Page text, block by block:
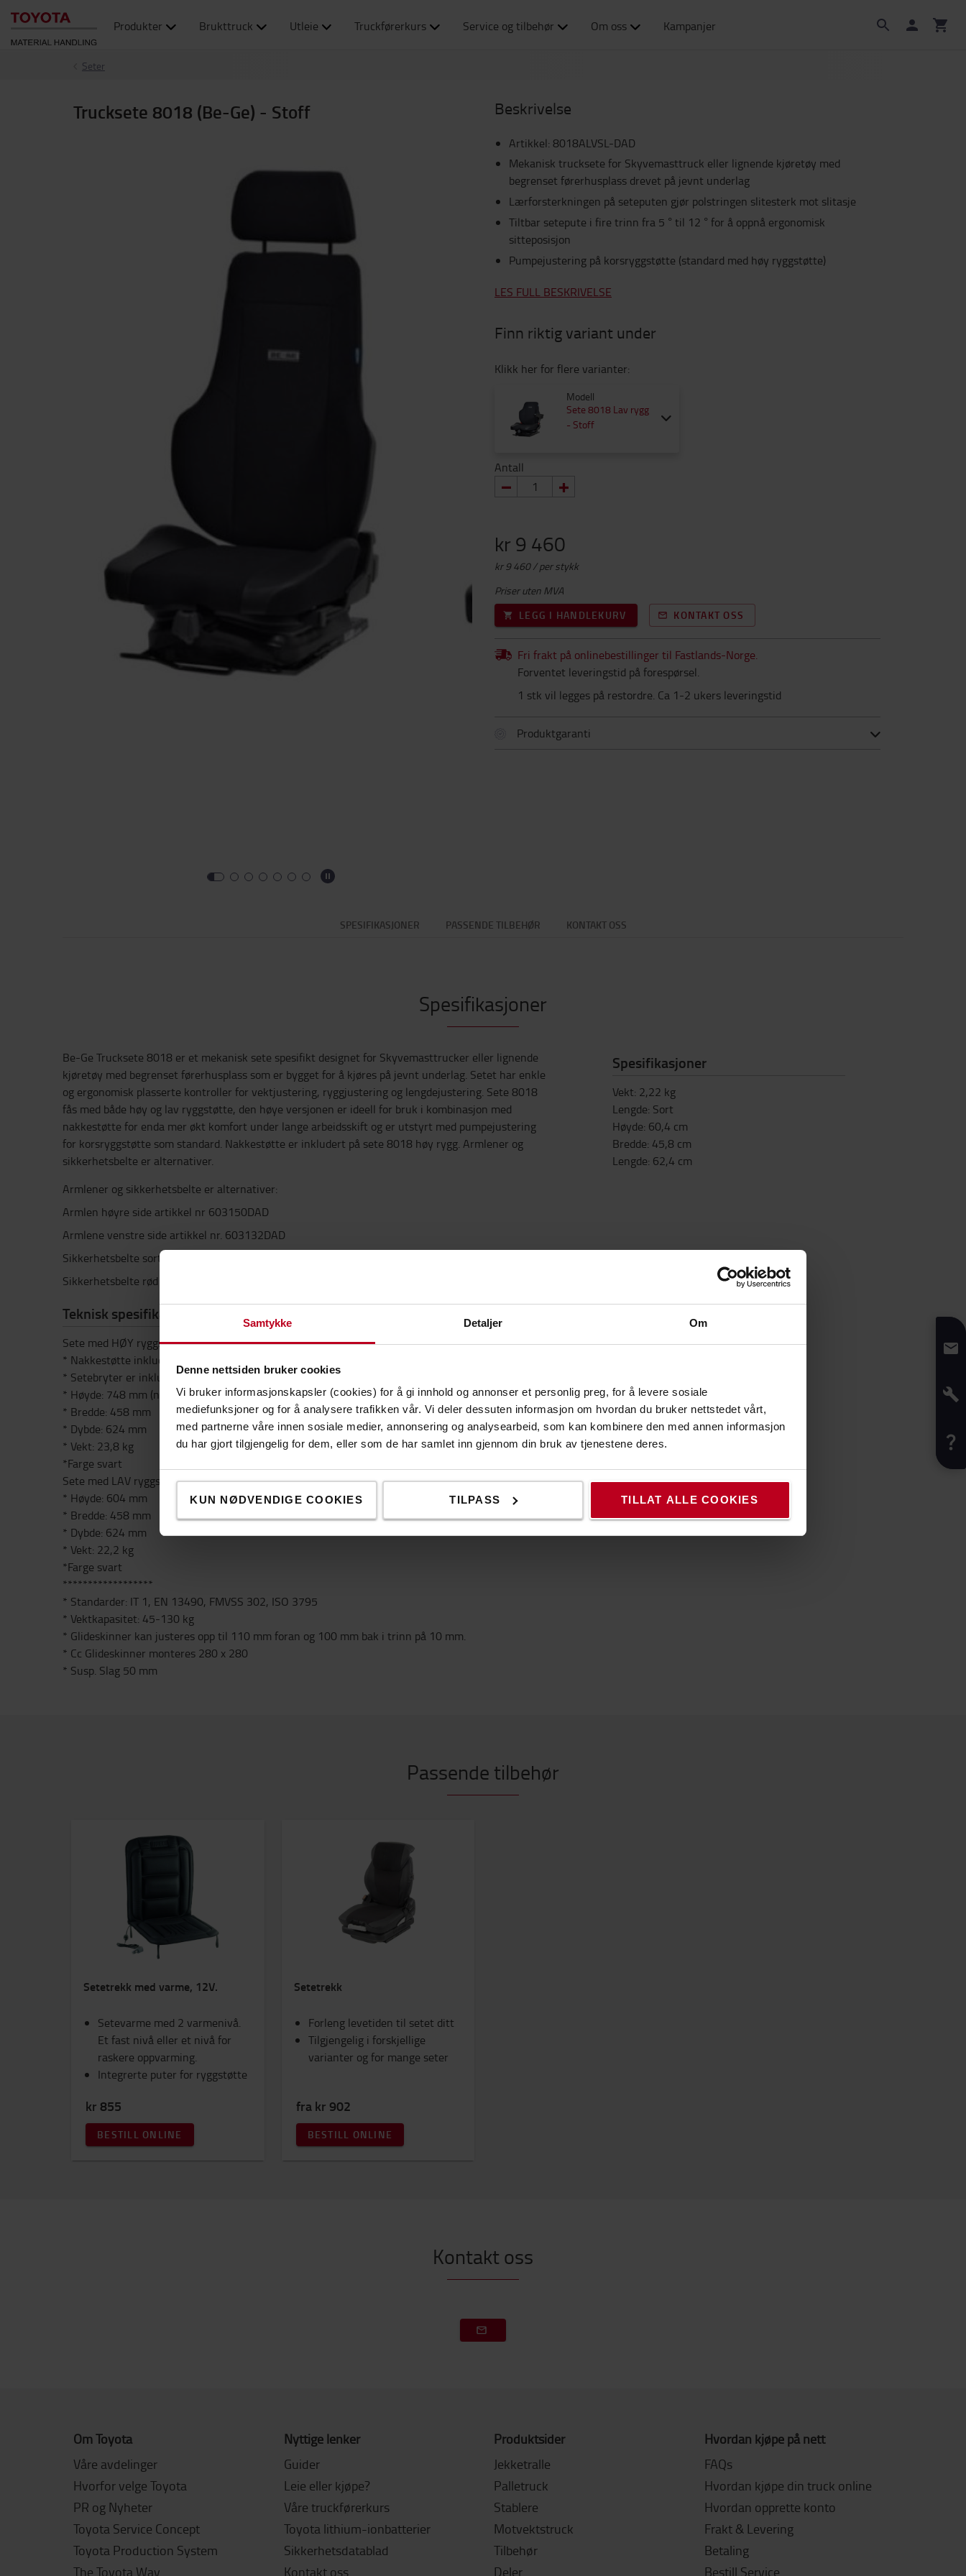
Samtykke Detaljer Om
Denne nettsiden bruker cookies
Vi bruker informasjonskapsler (cookies) for å gi innhold og annonser et personlig preg, for å levere sosiale
mediefunksjoner og for å analysere trafikken vår. Vi deler dessuten informasjon om hvordan du bruker nettstedet vårt,
med partnerne våre innen sosiale medier, annonsering og analysearbeid, som kan kombinere den med annen informasjon
du har gjort tilgjengelig for dem, eller som de har samlet inn gjennom din bruk av tjenestene deres.
KUN NØDVENDIGE COOKIES TILPASS TILLAT ALLE COOKIES
Produkter Brukttruck Utleie Truckførerkurs Service og tilbehør Om oss Kampanjer
Seter
Trucksete 8018 (Be-Ge) - Stoff Beskrivelse
Artikkel: 8018ALVSL-DAD
Mekanisk trucksete for Skyvemasttruck eller lignende kjøretøy med
begrenset førerhusplass drevet på jevnt underlag
Lærforsterkningen på seteputen gjør polstringen slitesterk mot slitasje
Tiltbar setepute i fire trinn fra 5 ° til 12 ° for å oppnå ergonomisk
sitteposisjon
Pumpejustering på korsryggstøtte (standard med høy ryggstøtte)
LES FULL BESKRIVELSE
Finn riktig variant under
Klikk her for flere varianter:
Modell
Sete 8018 Lav rygg
- Stoff
Antall
kr 9 460
kr 9 460 / per stykk
Priser uten MVA
LEGG I HANDLEKURV
KONTAKT OSS
Fri frakt på onlinebestillinger til Fastlands-Norge.
Forventet leveringstid på forespørsel.
1 stk vil legges på restordre. Ca 1-2 ukers leveringstid
Produktgaranti
SPESIFIKASJONER PASSENDE TILBEHØR KONTAKT OSS
Spesifikasjoner
Be-Ge Trucksete 8018 er et mekanisk sete spesifikt designet for Skyvemasttrucker eller lignende
kjøretøy med begrenset førerhusplass som er bygget for å kjøres på jevnt underlag. Setet har enkle
og ergonomisk plasserte kontroller for vektjustering, ryggjustering og lengdejustering. Sete 8018
fås med både høy og lav ryggstøtte, den høye versjonen er ideell for bruk i kombinasjon med
nakkestøtte for enda mer økt komfort under lange arbeidsskift og er utstyrt med pumpejustering
for korsryggstøtte som standard. Nakkestøtte er inkludert på sete 8018 høy rygg. Armlener og
sikkerhetsbelte er alternativer.
Armlener og sikkerhetsbelte er alternativer:
Armlen høyre side artikkel nr 603150DAD
Armlene venstre side artikkel nr. 603132DAD
Sikkerhetsbelte sort artikkel 603133DAD
Sikkerhetsbelte rød artikkel nr. 603142DAD
Teknisk spesifikasjon
Sete med HØY ryggstøtte:
* Nakkestøtte inkludert
* Setebryter er inkludert
* Høyde: 748 mm (nakkestøtte ekskl.) 894-1042 mm (nakkestøtte inkl.)
* Bredde: 458 mm
* Dybde: 624 mm
* Vekt: 23,8 kg
*Farge svart
Sete med LAV ryggstøtte:
* Høyde: 604 mm
* Bredde: 458 mm
* Dybde: 624 mm
* Vekt: 22,2 kg
*Farge svart
******************
* Standarder: IT 1, EN 13490, FMVSS 302, ISO 3795
* Vektkapasitet: 45-130 kg
* Glideskinner kan justeres opp til 110 mm foran og 100 mm bak i trinn på 10 mm.
* Cc Glideskinner monteres 280 x 280
* Susp. Slag 50 mm
Spesifikasjoner
Vekt: 2,22 kg
Lengde: Sort
Høyde: 60,4 cm
Bredde: 45,8 cm
Lengde: 62,4 cm
Passende tilbehør
Setetrekk med varme, 12V.
Setevarme med 2 varmenivå.
Et fast nivå eller et nivå for
raskere oppvarming.
Integrerte puter for ryggstøtte
kr 855
BESTILL ONLINE
Setetrekk
Forleng levetiden til setet ditt
Tilgjengelig i forskjellige
varianter og for mange seter
fra kr 902
BESTILL ONLINE
Kontakt oss
Om Toyota
Våre avdelinger
Hvorfor velge Toyota
PR og Nyheter
Toyota Service Concept
Toyota Production System
The Toyota Way
Nyttige lenker
Guider
Leie eller kjøpe?
Våre truckførerkurs
Toyota lithium-ionbatterier
Sikkerhetsdatablad
Kontakt oss
Produktsider
Jekketralle
Palletruck
Stablere
Motvektstruck
Tilbehør
Deler
Hvordan kjøpe på nett
FAQs
Hvordan kjøpe din truck online
Hvordan opprette konto
Frakt & Levering
Betaling
Bestill Service